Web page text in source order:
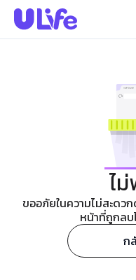
ไ
ขออภัยในความไม่สะดว
หน้าที่ถูกลบ
ก